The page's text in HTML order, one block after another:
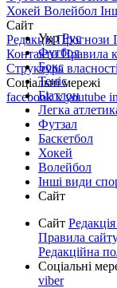
Хокей Волейбол
Сайт
РедакціяПрогнози
КонтактиПравила
Структура власності
Соціальні мережі
facebookxyoutube
УкрРус
Футбол
Бокс
Теніс
Біатлон
Легка
Футзал
Баскетбол
Хокей
Волейбол
Інші види
Сайт
Сайт Редакція
Правила
Редакційна
Соціальні
viber